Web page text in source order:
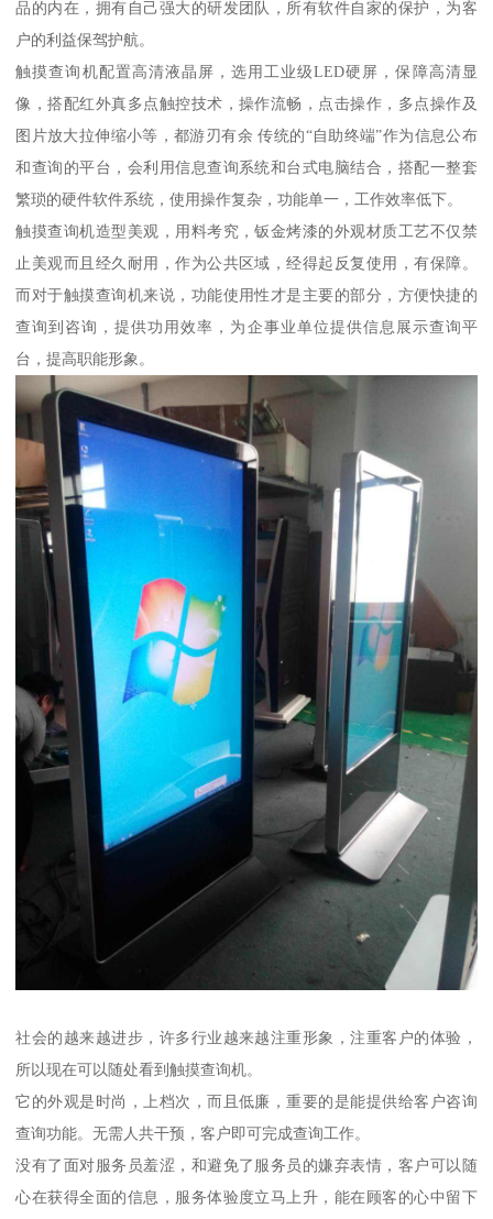
品的内在，拥有自己强大的研发团队，所有软件自家的保护，为客
户的利益保驾护航。
触摸查询机配置高清液晶屏，选用工业级LED硬屏，保障高清显
像，搭配红外真多点触控技术，操作流畅，点击操作，多点操作及
图片放大拉伸缩小等，都游刃有余 传统的“自助终端”作为信息公布
和查询的平台，会利用信息查询系统和台式电脑结合，搭配一整套
繁琐的硬件软件系统，使用操作复杂，功能单一，工作效率低下。
触摸查询机造型美观，用料考究，钣金烤漆的外观材质工艺不仅禁
止美观而且经久耐用，作为公共区域，经得起反复使用，有保障。
而对于触摸查询机来说，功能使用性才是主要的部分，方便快捷的
查询到咨询，提供功用效率，为企事业单位提供信息展示查询平
台，提高职能形象。
社会的越来越进步，许多行业越来越注重形象，注重客户的体验，
所以现在可以随处看到触摸查询机。
它的外观是时尚，上档次，而且低廉，重要的是能提供给客户咨询
查询功能。无需人共干预，客户即可完成查询工作。
没有了面对服务员羞涩，和避免了服务员的嫌弃表情，客户可以随
心在获得全面的信息，服务体验度立马上升，能在顾客的心中留下